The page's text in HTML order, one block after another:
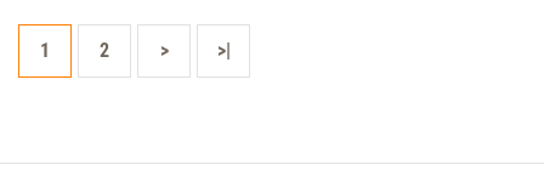
1 2 > >|